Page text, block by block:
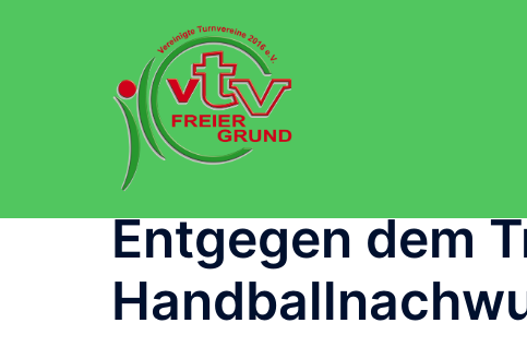
Entgegen dem